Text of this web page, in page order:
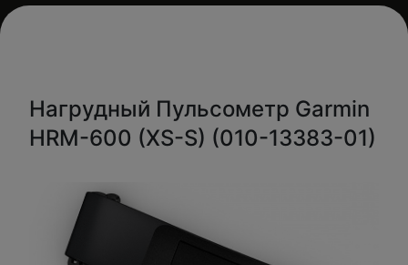
Нагрудный Пульсометр Garmin
HRM-600 (XS-S) (010-13383-01)